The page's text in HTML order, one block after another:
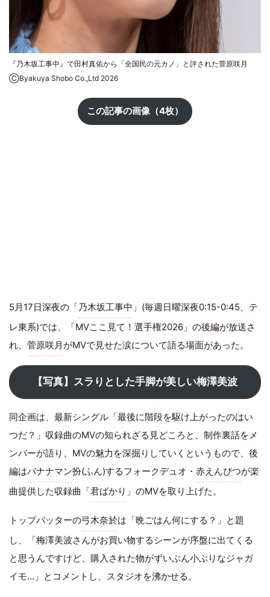
『乃木坂工事中』で田村真佑から「全国民の元カノ」と評された菅原咲月
ⒸByakuya Shobo Co.,Ltd 2026
この記事の画像（4枚）
5月17日深夜の「乃木坂工事中 」(毎週日曜深夜0:15-0:45、テ
レ東系)では、「MVここ見て！選手権2026」の後編が放送さ
れ、 菅原咲月 がMVで見せた涙について語る場面があった。
【写真】スラりとした手脚が美しい梅澤美波
同企画は、最新シングル「最後に階段を駆け上がったのはい
つだ？」収録曲のMVの知られざる見どころと、制作裏話をメ
ンバーが語り、MVの魅力を深掘りしていくというもので、後
編はバナナマン扮(ふん)するフォークデュオ・ 赤えんぴつが楽
曲提供した収録曲「君ばかり 」のMVを取り上げた。
トップバッターの弓木奈於は「晩ごはん何にする？」と題
し、「梅澤美波さんがお買い物するシーンが序盤に出てくる
と思うんですけど、購入された物がずいぶん小ぶりなジャガ
イモ…」とコメントし、スタジオを沸かせる。